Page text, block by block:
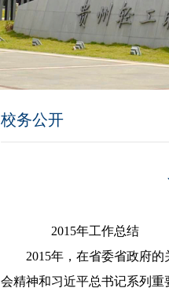
校务公开
2015年工作总结
2015年，在省委省政府的
会精神和习近平总书记系列